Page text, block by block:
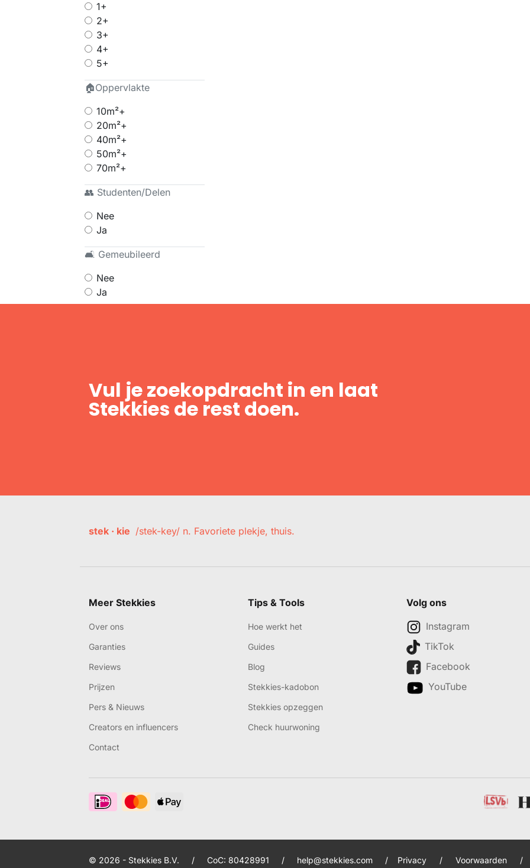
1+
2+
3+
4+
5+
🏠Oppervlakte
10m²+
20m²+
40m²+
50m²+
70m²+
👥 Studenten/Delen
Nee
Ja
🛋 Gemeubileerd
Nee
Ja
Vul je zoekopdracht in en laat
Stekkies de rest doen.
stek · kie /stek-key/ n. Favoriete plekje, thuis.
Meer Stekkies
Over ons
Garanties
Reviews
Prijzen
Pers & Nieuws
Creators en influencers
Contact
Tips & Tools
Hoe werkt het
Guides
Blog
Stekkies-kadobon
Stekkies opzeggen
Check huurwoning
Volg ons
Instagram
TikTok
Facebook
YouTube
© 2026 - Stekkies B.V. / CoC: 80428991 / help@stekkies.com / Privacy / Voorwaarden /